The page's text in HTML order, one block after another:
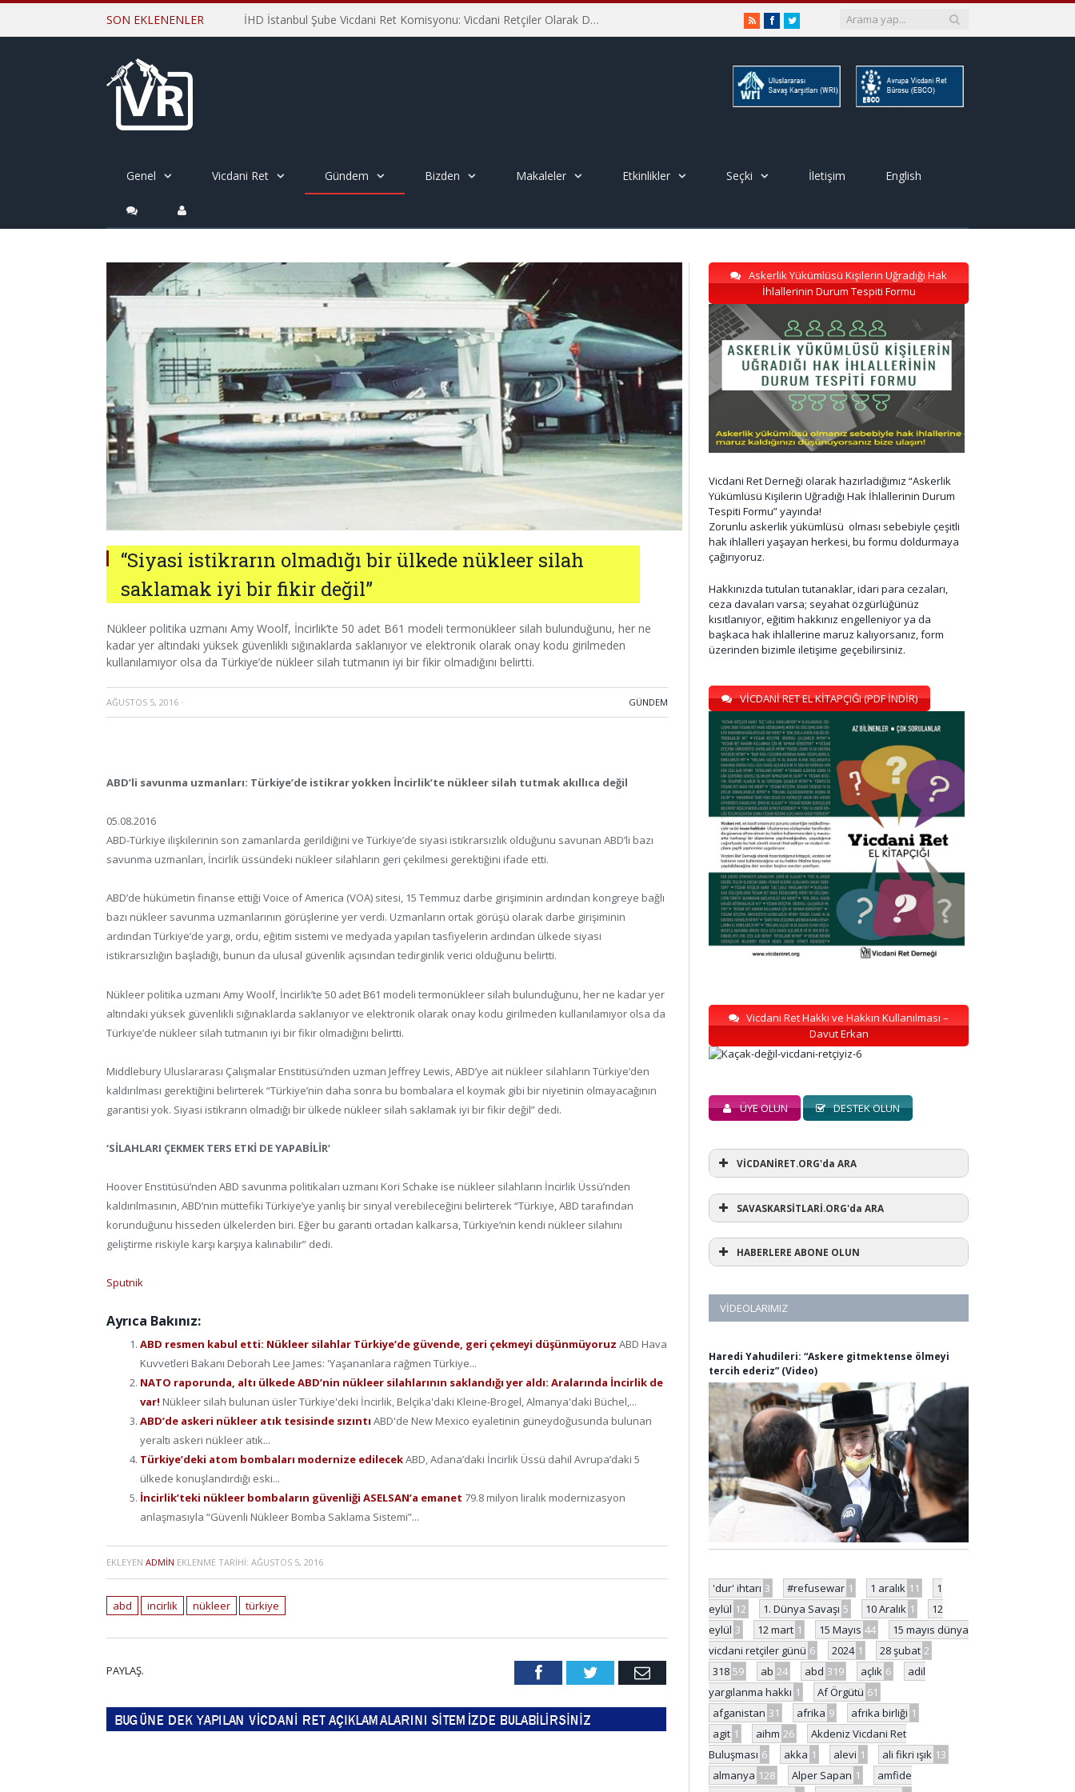
SON EKLENENLER İHD İstanbul Şube Vicdani Ret Komisyonu: Vicdani Retçiler Olarak Destek İçin Buradayız! RSSFacebookTwitter
Genel Vicdani Ret Gündem Bizden Makaleler Etkinlikler Seçki İletişim English
“Siyasi istikrarın olmadığı bir ülkede nükleer silah
saklamak iyi bir fikir değil”
Nükleer politika uzmanı Amy Woolf, İncirlik’te 50 adet B61 modeli termonükleer silah bulunduğunu, her ne
kadar yer altındaki yüksek güvenlikli sığınaklarda saklanıyor ve elektronik olarak onay kodu girilmeden
kullanılamıyor olsa da Türkiye’de nükleer silah tutmanın iyi bir fikir olmadığını belirtti.
AĞUSTOS 5, 2016 · GÜNDEM
ABD’li savunma uzmanları: Türkiye’de istikrar yokken İncirlik’te nükleer silah tutmak akıllıca değil
05.08.2016
ABD-Türkiye ilişkilerinin son zamanlarda gerildiğini ve Türkiye’de siyasi istikrarsızlık olduğunu savunan ABD’li bazı
savunma uzmanları, İncirlik üssündeki nükleer silahların geri çekilmesi gerektiğini ifade etti.
ABD’de hükümetin finanse ettiği Voice of America (VOA) sitesi, 15 Temmuz darbe girişiminin ardından kongreye bağlı
bazı nükleer savunma uzmanlarının görüşlerine yer verdi. Uzmanların ortak görüşü olarak darbe girişiminin
ardından Türkiye’de yargı, ordu, eğitim sistemi ve medyada yapılan tasfiyelerin ardından ülkede siyasi
istikrarsızlığın başladığı, bunun da ulusal güvenlik açısından tedirginlik verici olduğunu belirtti.
Nükleer politika uzmanı Amy Woolf, İncirlik’te 50 adet B61 modeli termonükleer silah bulunduğunu, her ne kadar yer
altındaki yüksek güvenlikli sığınaklarda saklanıyor ve elektronik olarak onay kodu girilmeden kullanılamıyor olsa da
Türkiye’de nükleer silah tutmanın iyi bir fikir olmadığını belirtti.
Middlebury Uluslararası Çalışmalar Enstitüsü’nden uzman Jeffrey Lewis, ABD’ye ait nükleer silahların Türkiye’den
kaldırılması gerektiğini belirterek “Türkiye’nin daha sonra bu bombalara el koymak gibi bir niyetinin olmayacağının
garantisi yok. Siyasi istikrarın olmadığı bir ülkede nükleer silah saklamak iyi bir fikir değil” dedi.
‘SİLAHLARI ÇEKMEK TERS ETKİ DE YAPABİLİR’
Hoover Enstitüsü’nden ABD savunma politikaları uzmanı Kori Schake ise nükleer silahların İncirlik Üssü’nden
kaldırılmasının, ABD’nin müttefiki Türkiye’ye yanlış bir sinyal verebileceğini belirterek “Türkiye, ABD tarafından
korunduğunu hisseden ülkelerden biri. Eğer bu garanti ortadan kalkarsa, Türkiye’nin kendi nükleer silahını
geliştirme riskiyle karşı karşıya kalınabilir” dedi.
Sputnik
Ayrıca Bakınız:
ABD resmen kabul etti: Nükleer silahlar Türkiye’de güvende, geri çekmeyi düşünmüyoruz ABD Hava
Kuvvetleri Bakanı Deborah Lee James: 'Yaşananlara rağmen Türkiye...
NATO raporunda, altı ülkede ABD’nin nükleer silahlarının saklandığı yer aldı: Aralarında İncirlik de
var! Nükleer silah bulunan üsler Türkiye'deki İncirlik, Belçika'daki Kleine-Brogel, Almanya'daki Büchel,...
ABD’de askeri nükleer atık tesisinde sızıntı ABD'de New Mexico eyaletinin güneydoğusunda bulunan
yeraltı askeri nükleer atık...
Türkiye’deki atom bombaları modernize edilecekABD, Adana’daki İncirlik Üssü dahil Avrupa’daki 5
ülkede konuşlandırdığı eski...
İncirlik’teki nükleer bombaların güvenliği ASELSAN’a emanet 79.8 milyon liralık modernizasyon
anlaşmasıyla “Güvenli Nükleer Bomba Saklama Sistemi”...
EKLEYEN ADMIN EKLENME TARIHI: AĞUSTOS 5, 2016
abd incirlik nükleer türkiye
PAYLAŞ. FacebookTwitter Email
Askerlik Yükümlüsü Kişilerin Uğradığı Hak
İhlallerinin Durum Tespiti Formu
Vicdani Ret Derneği olarak hazırladığımız “Askerlik
Yükümlüsü Kişilerin Uğradığı Hak İhlallerinin Durum
Tespiti Formu” yayında!
Zorunlu askerlik yükümlüsü olması sebebiyle çeşitli
hak ihlalleri yaşayan herkesi, bu formu doldurmaya
çağırıyoruz.
Hakkınızda tutulan tutanaklar, idari para cezaları,
ceza davaları varsa; seyahat özgürlüğünüz
kısıtlanıyor, eğitim hakkınız engelleniyor ya da
başkaca hak ihlallerine maruz kalıyorsanız, form
üzerinden bizimle iletişime geçebilirsiniz.
VİCDANİ RET EL KİTAPÇIĞI (PDF İNDİR)
Vicdani Ret Hakkı ve Hakkın Kullanılması –
Davut Erkan
ÜYE OLUN DESTEK OLUN
VİCDANİRET.ORG'da ARA
SAVASKARSİTLARİ.ORG'da ARA
HABERLERE ABONE OLUN
VIDEOLARIMIZ
Haredi Yahudileri: “Askere gitmektense ölmeyi
tercih ederiz” (Video)
'dur' ihtarı 3 #refusewar 1 1 aralık 11
1
eylül 12 1. Dünya Savaşı 5 10 Aralık 1
12
eylül 3 12 mart 1 15 Mayıs 44
15 mayıs dünya
vicdani retçiler günü 6 2024 1 28 şubat 2
318 59 ab 24 abd 319 açlık 6
adil
yargılanma hakkı 1 Af Örgütü 61
afganistan 31 afrika 9 afrika birliği 1
agit 1 aihm 26
Akdeniz Vicdani Ret
Buluşması 6 akka 1 alevi 1 ali fikri ışık 13
almanya 128 Alper Sapan 1
amfide